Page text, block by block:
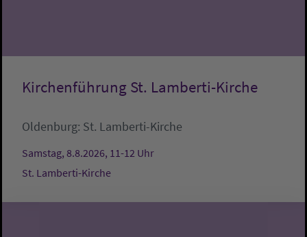
Kirchenführung St. Lamberti-Kirche
Oldenburg: St. Lamberti-Kirche
Samstag, 8.8.2026, 11-12 Uhr
St. Lamberti-Kirche